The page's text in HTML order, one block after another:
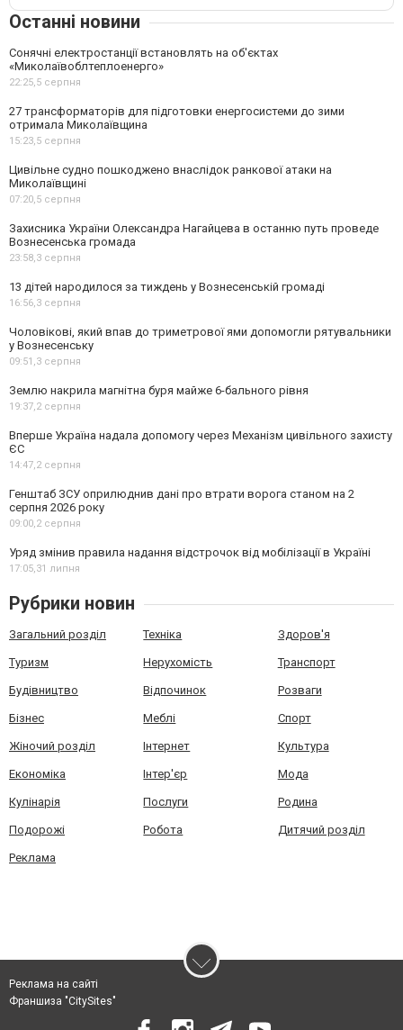
Останні новини
Сонячні електростанції встановлять на об'єктах
«Миколаївоблтеплоенерго»
22:25,5 серпня
27 трансформаторів для підготовки енергосистеми до зими
отримала Миколаївщина
15:23,5 серпня
Цивільне судно пошкоджено внаслідок ранкової атаки на
Миколаївщині
07:20,5 серпня
Захисника України Олександра Нагайцева в останню путь проведе
Вознесенська громада
23:58,3 серпня
13 дітей народилося за тиждень у Вознесенській громаді
16:56,3 серпня
Чоловікові, який впав до триметрової ями допомогли рятувальники
у Вознесенську
09:51,3 серпня
Землю накрила магнітна буря майже 6-бального рівня
19:37,2 серпня
Вперше Україна надала допомогу через Механізм цивільного захисту
ЄС
14:47,2 серпня
Генштаб ЗСУ оприлюднив дані про втрати ворога станом на 2
серпня 2026 року
09:00,2 серпня
Уряд змінив правила надання відстрочок від мобілізації в Україні
17:05,31 липня
Рубрики новин
Загальний розділ Техніка Здоров'я
Туризм Нерухомість Транспорт
Будівництво Відпочинок Розваги
Бізнес Меблі Спорт
Жіночий розділ Інтернет Культура
Економіка Інтер'єр Мода
Кулінарія Послуги Родина
Подорожі Робота Дитячий розділ
Реклама
Реклама на сайті
Франшиза "CitySites"